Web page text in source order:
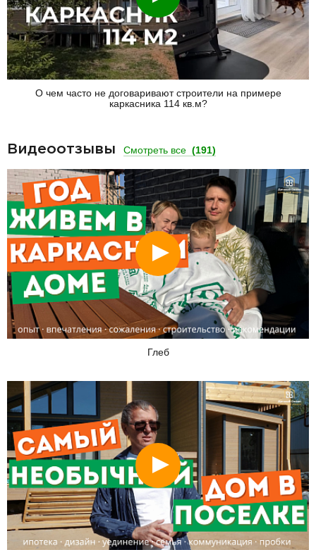
О чем часто не договаривают строители на примере
каркасника 114 кв.м?
Видеоотзывы Смотреть все (191)
Смотреть
Глеб
Смотреть